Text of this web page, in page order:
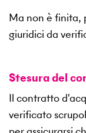
Ma non è finita,
giuridici da
Stesura del
Il contratto
verificato